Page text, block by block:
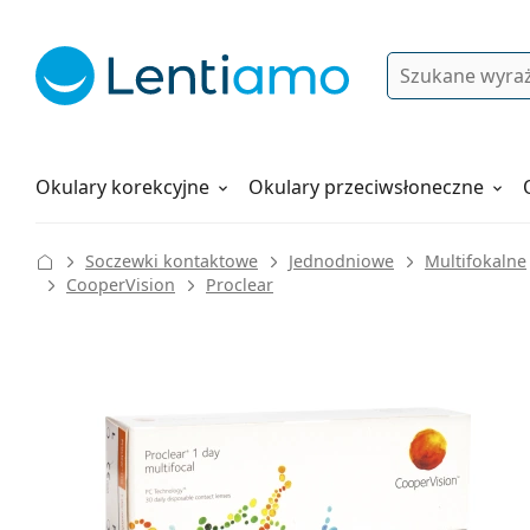
Wyszukiwanie
Płyny do soczewek
Okulary korekcyjne Okulary przeciwsłoneczne
Wszystko o zakupach
Soczewki kontaktowe Jednodniowe
Multifokalne
CooperVision
Proclear